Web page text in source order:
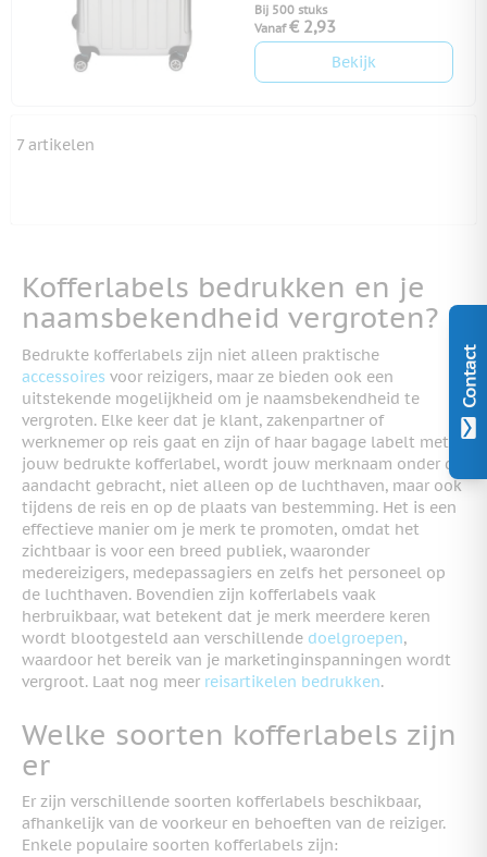
Contact
Bij 500 stuks
Vanaf € 2,93
Bekijk
7 artikelen
Kofferlabels bedrukken en je
naamsbekendheid vergroten?
Bedrukte kofferlabels zijn niet alleen praktische
accessoires voor reizigers, maar ze bieden ook een
uitstekende mogelijkheid om je naamsbekendheid te
vergroten. Elke keer dat je klant, zakenpartner of
werknemer op reis gaat en zijn of haar bagage labelt met
jouw bedrukte kofferlabel, wordt jouw merknaam onder de
aandacht gebracht, niet alleen op de luchthaven, maar ook
tijdens de reis en op de plaats van bestemming. Het is een
effectieve manier om je merk te promoten, omdat het
zichtbaar is voor een breed publiek, waaronder
medereizigers, medepassagiers en zelfs het personeel op
de luchthaven. Bovendien zijn kofferlabels vaak
herbruikbaar, wat betekent dat je merk meerdere keren
wordt blootgesteld aan verschillende doelgroepen,
waardoor het bereik van je marketinginspanningen wordt
vergroot. Laat nog meer reisartikelen bedrukken.
Welke soorten kofferlabels zijn
er
Er zijn verschillende soorten kofferlabels beschikbaar,
afhankelijk van de voorkeur en behoeften van de reiziger.
Enkele populaire soorten kofferlabels zijn: